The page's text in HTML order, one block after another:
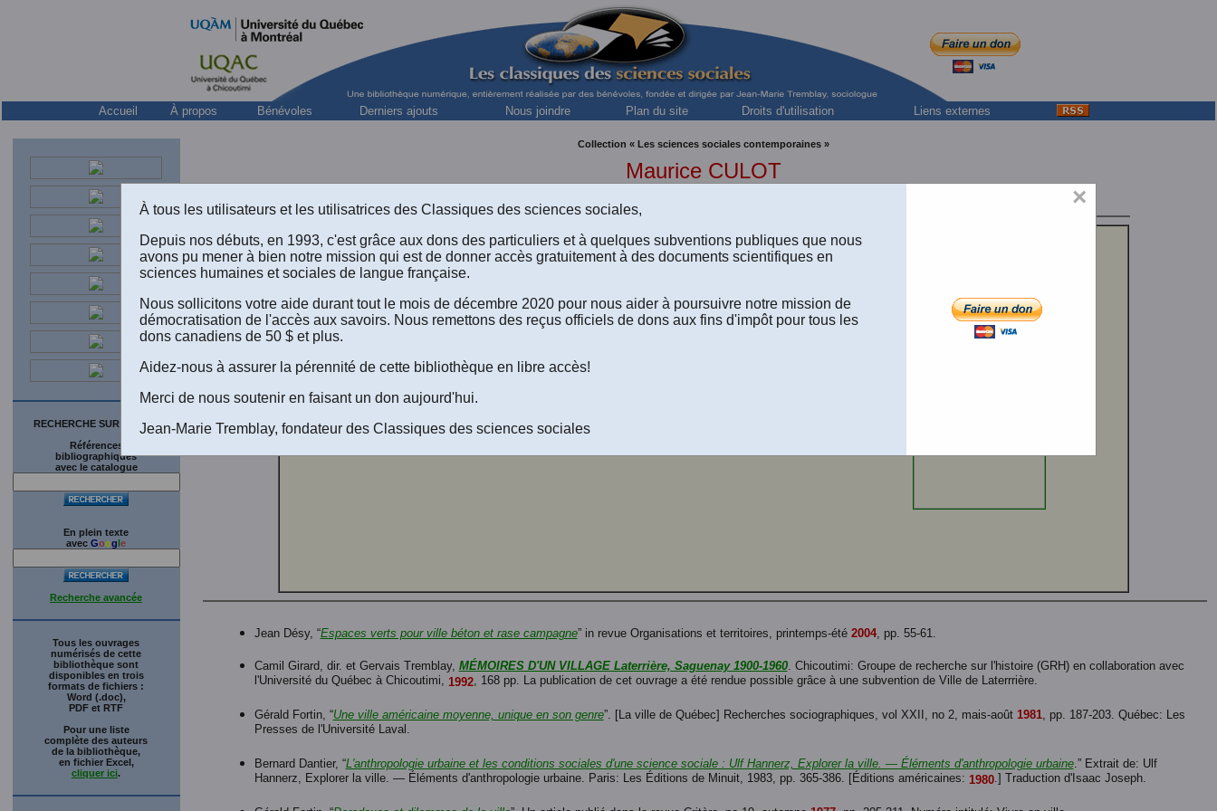
Accueil À propos Bénévoles Derniers ajouts Nous joindre Plan du site Droits d'utilisation Liens externes
RECHERCHE SUR LE SITE
Références
bibliographiques
avec le catalogue
En plein texte
avec Google
Recherche avancée
Tous les ouvrages
numérisés de cette
bibliothèque sont
disponibles en trois
formats de fichiers :
Word (.doc),
PDF et RTF
Pour une liste
complète des auteurs
de la bibliothèque,
en fichier Excel,
cliquer ici.
Collection « Les sciences sociales contemporaines »
Maurice CULOT
no 19, automne1977, pp. 177-187. Numéro “Vivre en ville”. [
l'autorisation de Jacques Dufresne le 27 décembre 2022 de diffuser tous les numéros
de la revue CRITÈRE en libre accès dans Les Classiques des sciences sociales
Jean Désy, “Espaces verts pour ville béton et rase campagne” in revue Organisations et territoires, printemps-été 2004, pp. 55-61.
Camil Girard, dir. et Gervais Tremblay, MÉMOIRES D'UN VILLAGE Laterrière, Saguenay 1900-1960. Chicoutimi: Groupe de recherche sur l'histoire (GRH) en collaboration avec
l'Université du Québec à Chicoutimi, 1992, 168 pp. La publication de cet ouvrage a été rendue possible grâce à une subvention de Ville de Laterrrière.
Gérald Fortin, “Une ville américaine moyenne, unique en son genre”. [La ville de Québec] Recherches sociographiques, vol XXII, no 2, mais-août 1981, pp. 187-203. Québec: Les
Presses de l'Université Laval.
Bernard Dantier, “L'anthropologie urbaine et les conditions sociales d'une science sociale : Ulf Hannerz, Explorer la ville. — Éléments d'anthropologie urbaine.” Extrait de: Ulf
Hannerz, Explorer la ville. — Éléments d'anthropologie urbaine. Paris: Les Éditions de Minuit, 1983, pp. 365-386. [Éditions américaines: 1980.] Traduction d'Isaac Joseph.
×
À tous les utilisateurs et les utilisatrices des Classiques des sciences sociales,
Depuis nos débuts, en 1993, c'est grâce aux dons des particuliers et à quelques subventions publiques que nous
avons pu mener à bien notre mission qui est de donner accès gratuitement à des documents scientifiques en
sciences humaines et sociales de langue française.
Nous sollicitons votre aide durant tout le mois de décembre 2020 pour nous aider à poursuivre notre mission de
démocratisation de l'accès aux savoirs. Nous remettons des reçus officiels de dons aux fins d'impôt pour tous les
dons canadiens de 50 $ et plus.
Aidez-nous à assurer la pérennité de cette bibliothèque en libre accès!
Merci de nous soutenir en faisant un don aujourd'hui.
Jean-Marie Tremblay, fondateur des Classiques des sciences sociales